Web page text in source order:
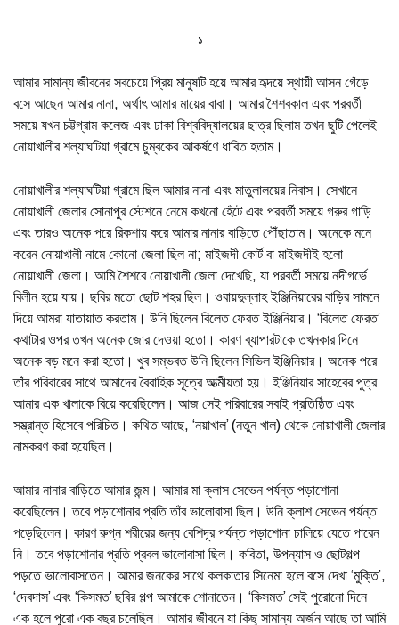
১
আমার সামান্য জীবনের সবচেয়ে প্রিয় মানুষটি হয়ে আমার হৃদয়ে স্থায়ী আসন গেঁড়ে
বসে আছেন আমার নানা, অর্থাৎ আমার মায়ের বাবা। আমার শৈশবকাল এবং পরবর্তী
সময়ে যখন চট্টগ্রাম কলেজ এবং ঢাকা বিশ্ববিদ্যালয়ের ছাত্র ছিলাম তখন ছুটি পেলেই
নোয়াখালীর শল্যাঘটিয়া গ্রামে চুম্বকের আকর্ষণে ধাবিত হতাম।
নোয়াখালীর শল্যাঘটিয়া গ্রামে ছিল আমার নানা এবং মাতুলালয়ের নিবাস। সেখানে
নোয়াখালী জেলার সোনাপুর স্টেশনে নেমে কখনো হেঁটে এবং পরবর্তী সময়ে গরুর গাড়ি
এবং তারও অনেক পরে রিকশায় করে আমার নানার বাড়িতে পৌঁছাতাম। অনেকে মনে
করেন নোয়াখালী নামে কোনো জেলা ছিল না; মাইজদী কোর্ট বা মাইজদীই হলো
নোয়াখালী জেলা। আমি শৈশবে নোয়াখালী জেলা দেখেছি, যা পরবর্তী সময়ে নদীগর্ভে
বিলীন হয়ে যায়। ছবির মতো ছোট শহর ছিল। ওবায়দুল্লাহ ইঞ্জিনিয়ারের বাড়ির সামনে
দিয়ে আমরা যাতায়াত করতাম। উনি ছিলেন বিলেত ফেরত ইঞ্জিনিয়ার। ‘বিলেত ফেরত’
কথাটার ওপর তখন অনেক জোর দেওয়া হতো। কারণ ব্যাপারটাকে তখনকার দিনে
অনেক বড় মনে করা হতো। খুব সম্ভবত উনি ছিলেন সিভিল ইঞ্জিনিয়ার। অনেক পরে
তাঁর পরিবারের সাথে আমাদের বৈবাহিক সূত্রে আত্মীয়তা হয়। ইঞ্জিনিয়ার সাহেবের পুত্র
আমার এক খালাকে বিয়ে করেছিলেন। আজ সেই পরিবারের সবাই প্রতিষ্ঠিত এবং
সম্ভ্রান্ত হিসেবে পরিচিত। কথিত আছে, ‘নয়াখাল’ (নতুন খাল) থেকে নোয়াখালী জেলার
নামকরণ করা হয়েছিল।
আমার নানার বাড়িতে আমার জন্ম। আমার মা ক্লাস সেভেন পর্যন্ত পড়াশোনা
করেছিলেন। তবে পড়াশোনার প্রতি তাঁর ভালোবাসা ছিল। উনি ক্লাশ সেভেন পর্যন্ত
পড়েছিলেন। কারণ রুগ্ন শরীরের জন্য বেশিদূর পর্যন্ত পড়াশোনা চালিয়ে যেতে পারেন
নি। তবে পড়াশোনার প্রতি প্রবল ভালোবাসা ছিল। কবিতা, উপন্যাস ও ছোটগল্প
পড়তে ভালোবাসতেন। আমার জনকের সাথে কলকাতার সিনেমা হলে বসে দেখা ‘মুক্তি’,
‘দেবদাস’ এবং ‘কিসমত’ ছবির গল্প আমাকে শোনাতেন। ‘কিসমত’ সেই পুরোনো দিনে
এক হলে পুরো এক বছর চলেছিল। আমার জীবনে যা কিছু সামান্য অর্জন আছে তা আমি